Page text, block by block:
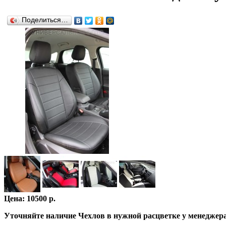
Поделиться…
Цена: 10500 р.
Уточняйте наличие Чехлов в нужной расцветке у